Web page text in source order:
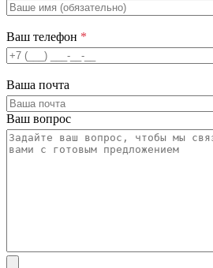
Ваш телефон *
Ваша почта
Ваш вопрос